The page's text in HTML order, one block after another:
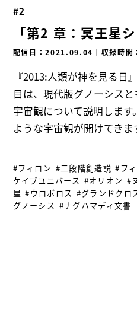
#2
「第2 章：冥王星
配信日：2021.09.04 ｜ 収録時
『2013:人類が神を見る日
目は、現代版グノーシス
宇宙観について説明しま
ような宇宙観が開けてきま
#フィロン #二段階創造説 #フ
ケイブユニバース #オリオン #
星 #ウロボロス #グランドクロ
グノーシス #ナグハマディ文書